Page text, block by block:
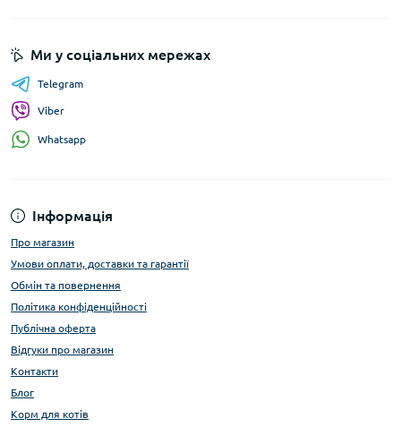
Інформація
Про магазин
Умови оплати, доставки та гарантії
Обмін та повернення
Політика конфіденційності
Публічна оферта
Відгуки про магазин
Контакти
Блог
Корм для котів
Ми у соціальних мережах
Telegram
Viber
Whatsapp